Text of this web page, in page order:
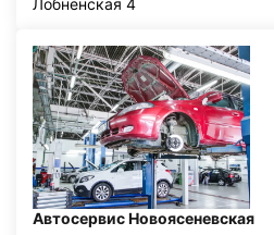
Лобненская 4
Автосервис Новоясеневская